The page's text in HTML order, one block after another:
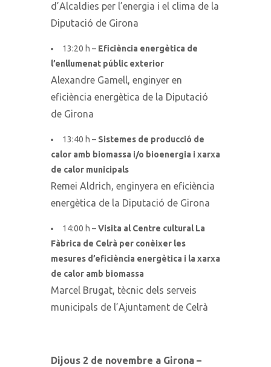
d’Alcaldies per l’energia i el clima de la
Diputació de Girona
13:20 h – Eficiència energètica de
l’enllumenat públic exterior
Alexandre Gamell, enginyer en
eficiència energètica de la Diputació
de Girona
13:40 h – Sistemes de producció de
calor amb biomassa i/o bioenergia i xarxa
de calor municipals
Remei Aldrich, enginyera en eficiència
energètica de la Diputació de Girona
14:00 h –Visita al Centre cultural La
Fàbrica de Celrà per conèixer les
mesures d’eficiència energètica i la xarxa
de calor amb biomassa
Marcel Brugat, tècnic dels serveis
municipals de l’Ajuntament de Celrà
Dijous 2 de novembre a Girona –